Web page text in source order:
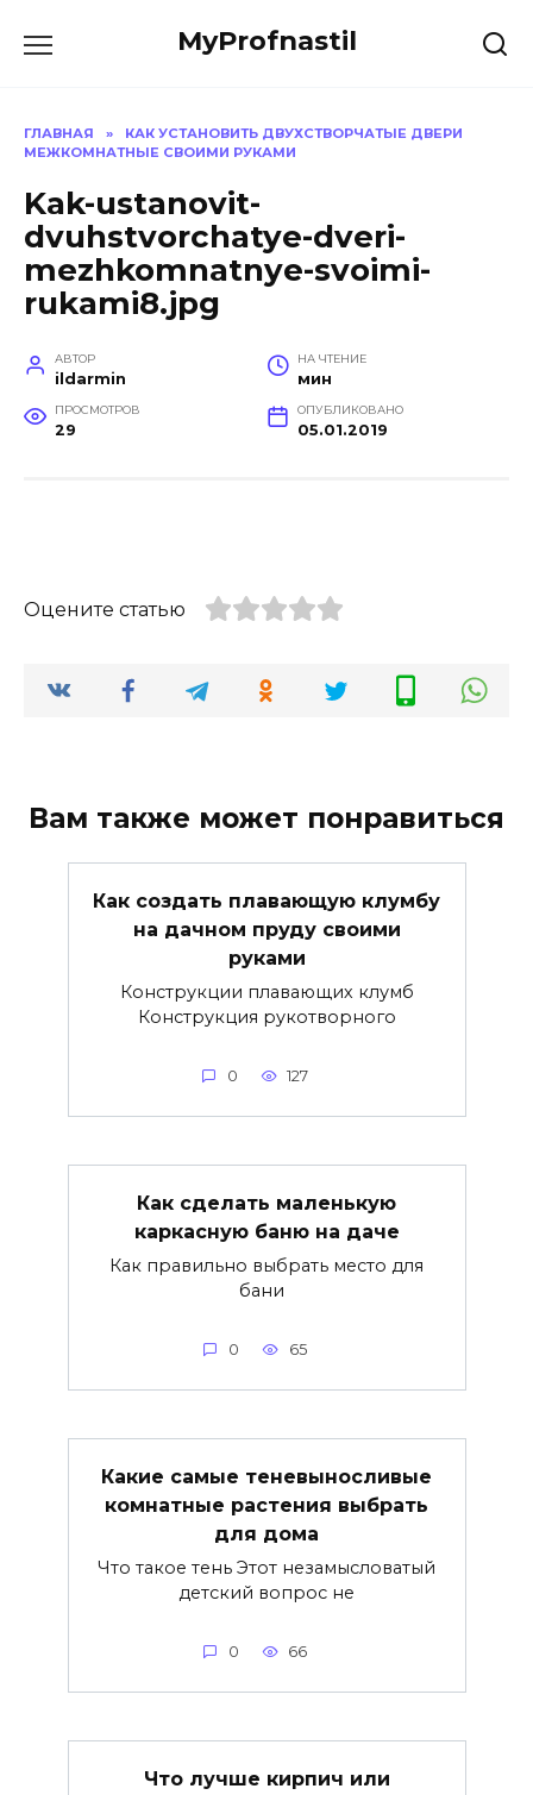
MyProfnastil
ГЛАВНАЯ »
КАК УСТАНОВИТЬ ДВУХСТВОРЧАТЫЕ ДВЕРИ
МЕЖКОМНАТНЫЕ СВОИМИ РУКАМИ
Kak-ustanovit-
dvuhstvorchatye-dveri-
mezhkomnatnye-svoimi-
rukami8.jpg
АВТОР
ildarmin
НА ЧТЕНИЕ
мин
ПРОСМОТРОВ
29
ОПУБЛИКОВАНО
05.01.2019
Оцените статью
Вам также может понравиться
Как создать плавающую клумбу
на дачном пруду своими
руками
Конструкции плавающих клумб
Конструкция рукотворного
0 127
Как сделать маленькую
каркасную баню на даче
Как правильно выбрать место для
бани
0 65
Какие самые теневыносливые
комнатные растения выбрать
для дома
Что такое тень Этот незамысловатый
детский вопрос не
0 66
Что лучше кирпич или